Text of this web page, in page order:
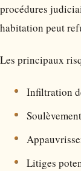
procédures
habitation peut
Les principaux
Infiltration
Litiges